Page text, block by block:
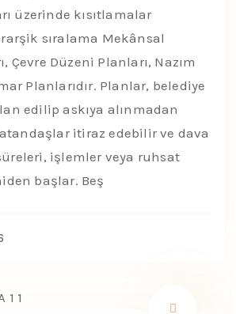
üzerinde kısıtlamalar
sıralama Mekânsal
Çevre Düzeni Planları, Nazım
Planlarıdır. Planlar, belediye
edilip askıya alınmadan
itiraz edebilir ve dava
işlemler veya ruhsat
başlar. Beş